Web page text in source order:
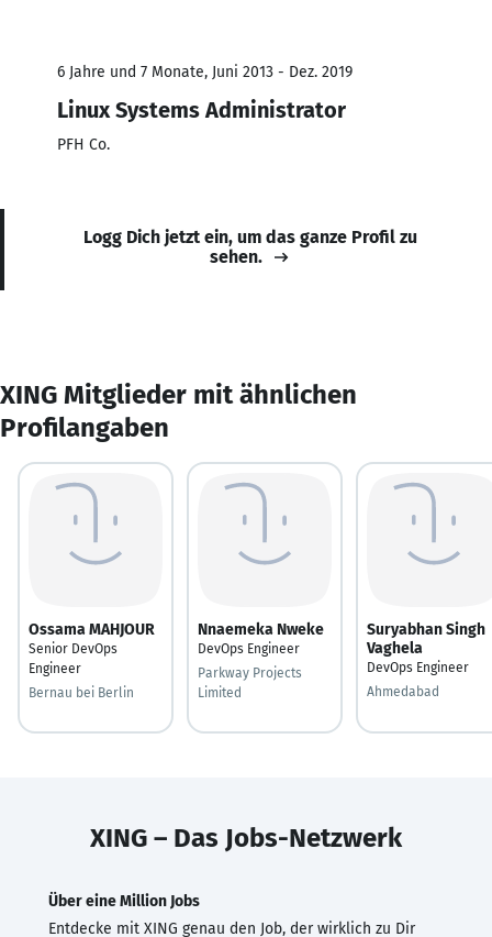
6 Jahre und 7 Monate, Juni 2013 - Dez. 2019
Linux Systems Administrator
PFH Co.
Logg Dich jetzt ein, um das ganze Profil zu
sehen.
XING Mitglieder mit ähnlichen
Profilangaben
Ossama MAHJOUR
Senior DevOps
Engineer
Bernau bei Berlin
Nnaemeka Nweke
DevOps Engineer
Parkway Projects
Limited
Suryabhan Singh
Vaghela
DevOps Engineer
Ahmedabad
XING – Das Jobs-Netzwerk
Über eine Million Jobs
Entdecke mit XING genau den Job, der wirklich zu Dir